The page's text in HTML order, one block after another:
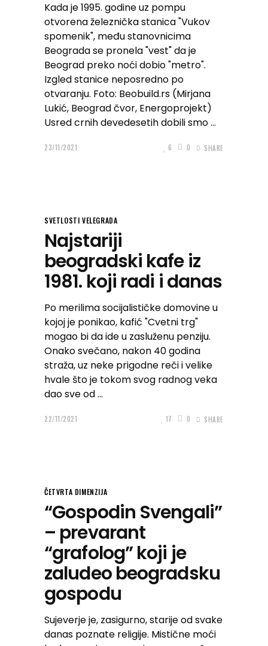
Kada je 1995. godine uz pompu
otvorena železnička stanica "Vukov
spomenik", među stanovnicima
Beograda se pronela "vest" da je
Beograd preko noći dobio "metro".
Izgled stanice neposredno po
otvaranju. Foto: Beobuild.rs (Mirjana
Lukić, Beograd čvor, Energoprojekt)
Usred crnih devedesetih dobili smo
23/11/2021 6 0 SHARE
SVETLOSTI VELEGRADA
Najstariji
beogradski kafe iz
1981. koji radi i danas
Po merilima socijalističke domovine u
kojoj je ponikao, kafić "Cvetni trg"
mogao bi da ide u zasluženu penziju.
Onako svečano, nakon 40 godina
straža, uz neke prigodne reči i velike
hvale što je tokom svog radnog veka
dao sve od
22/11/2021 17 0 SHARE
ČETVRTA DIMENZIJA
“Gospodin Svengali”
– prevarant
“grafolog” koji je
zaludeo beogradsku
gospodu
Sujeverje je, zasigurno, starije od svake
danas poznate religije. Mistične moći